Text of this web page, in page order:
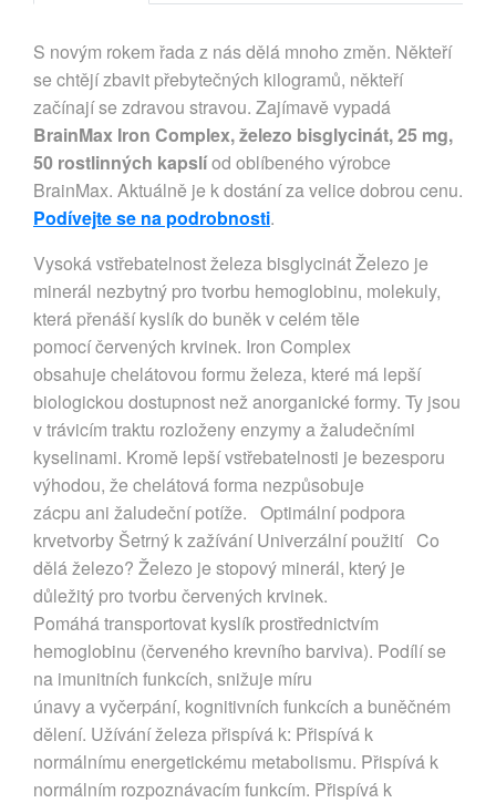
S novým rokem řada z nás dělá mnoho změn. Někteří
se chtějí zbavit přebytečných kilogramů, někteří
začínají se zdravou stravou. Zajímavě vypadá
BrainMax Iron Complex, železo bisglycinát, 25 mg,
50 rostlinných kapslíod oblíbeného výrobce
BrainMax. Aktuálně je k dostání za velice dobrou cenu.
Podívejte se na podrobnosti.
Vysoká vstřebatelnost železa bisglycinát Železo je
minerál nezbytný pro tvorbu hemoglobinu, molekuly,
která přenáší kyslík do buněk v celém těle
pomocí červených krvinek. Iron Complex
obsahuje chelátovou formu železa, které má lepší
biologickou dostupnost než anorganické formy. Ty jsou
v trávicím traktu rozloženy enzymy a žaludečními
kyselinami. Kromě lepší vstřebatelnosti je bezesporu
výhodou, že chelátová forma nezpůsobuje
zácpu ani žaludeční potíže. Optimální podpora
krvetvorby Šetrný k zažívání Univerzální použití Co
dělá železo? Železo je stopový minerál, který je
důležitý pro tvorbu červených krvinek.
Pomáhá transportovat kyslík prostřednictvím
hemoglobinu (červeného krevního barviva). Podílí se
na imunitních funkcích, snižuje míru
únavy a vyčerpání, kognitivních funkcích a buněčném
dělení. Užívání železa přispívá k: Přispívá k
normálnímu energetickému metabolismu. Přispívá k
normálním rozpoznávacím funkcím. Přispívá k